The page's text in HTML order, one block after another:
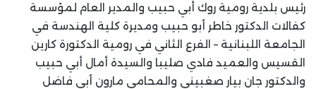
رئيس بلدية رومية روك أبي حبيب والمدير العام لمؤسسة
كفالات الدكتور خاطر أبو حبيب ومديرة كلية الهندسة في
الجامعة اللبنانية – الفرع الثاني في رومية الدكتورة كارين
القسيس والعميد فادي صليبا والسيدة أمال أبي حبيب
والدكتور جان بيار صغبيني والمحامي مارون أبي فاضل